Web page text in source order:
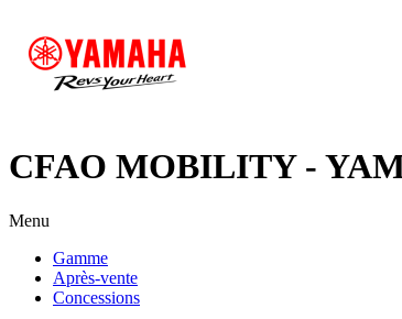
CFAO MOBILITY -
Menu
Gamme
Après-vente
Concessions